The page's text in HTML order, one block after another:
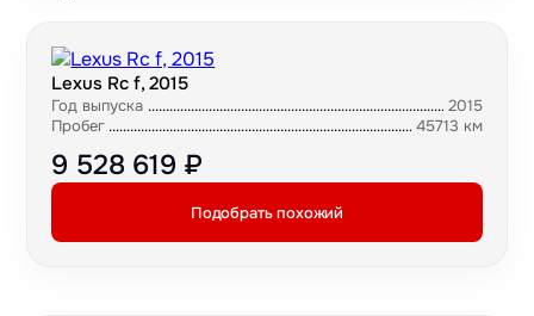
Lexus Rc f, 2015
Год выпуска
2015
Пробег
45713 км
9 528 619 ₽
Подобрать похожий